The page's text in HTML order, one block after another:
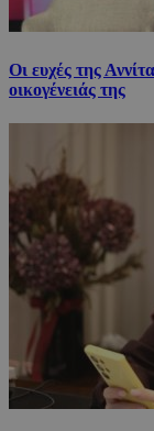
Οι ευχές της
οικογένειάς της